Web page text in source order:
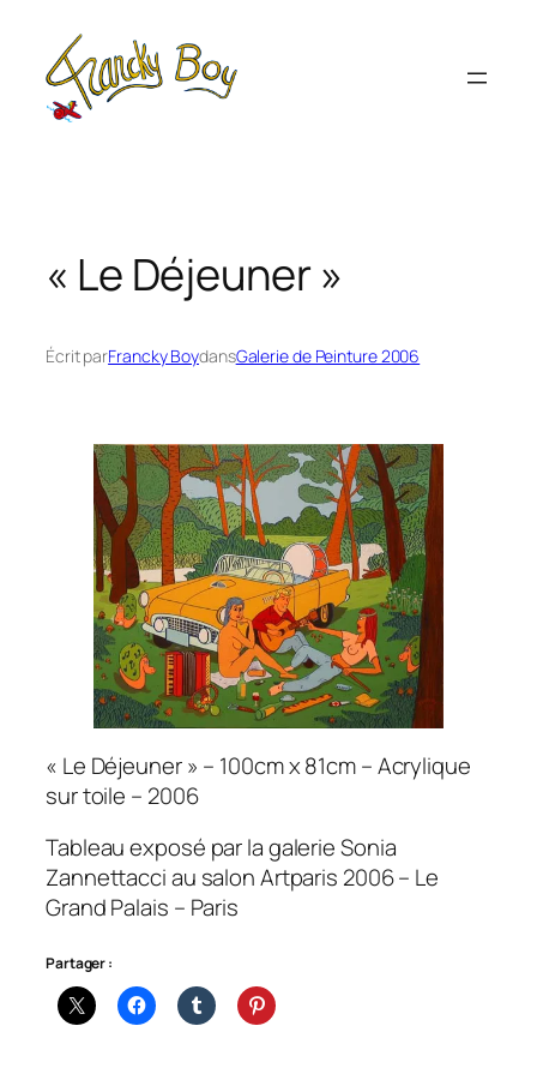
contenu
« Le Déjeuner »
Écrit parFrancky BoydansGalerie de Peinture 2006
« Le Déjeuner » – 100cm x 81cm – Acrylique
sur toile – 2006
Tableau exposé par la galerie Sonia
Zannettacci au salon Artparis 2006 – Le
Grand Palais – Paris
Partager :